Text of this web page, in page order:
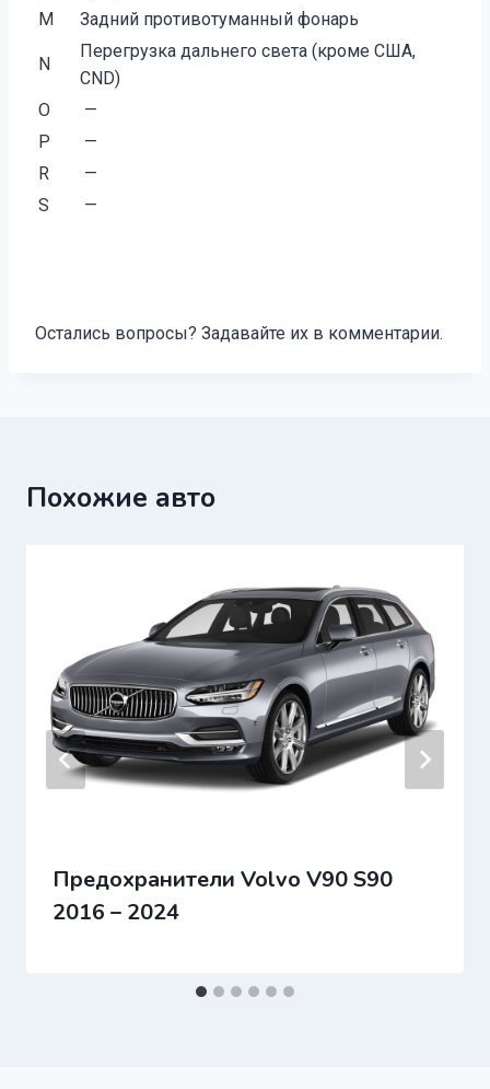
M
Задний противотуманный фонарь
N
Перегрузка дальнего света (кроме США,
CND)
O
—
P
—
R
—
S
—
Остались вопросы? Задавайте их в комментарии.
Похожие авто
Предохранители Volvo V90 S90
2016 – 2024